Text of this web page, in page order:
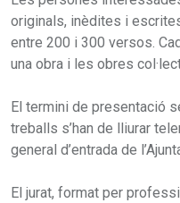
originals, inèdites i
entre 200 i 300 versos.
una obra i les obres
El termini de presentació
treballs s’han de lliurar
general d’entrada de
El jurat, format per